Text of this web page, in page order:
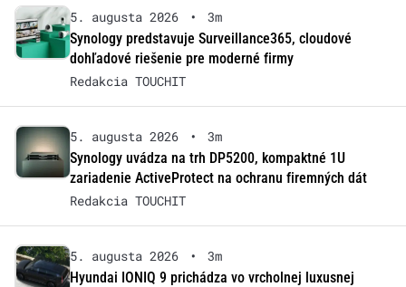
5. augusta 2026 •
3m
Synology predstavuje Surveillance365, cloudové
dohľadové riešenie pre moderné firmy
Redakcia TOUCHIT
5. augusta 2026 •
3m
Synology uvádza na trh DP5200, kompaktné 1U
zariadenie ActiveProtect na ochranu firemných dát
Redakcia TOUCHIT
5. augusta 2026 •
3m
Hyundai IONIQ 9 prichádza vo vrcholnej luxusnej